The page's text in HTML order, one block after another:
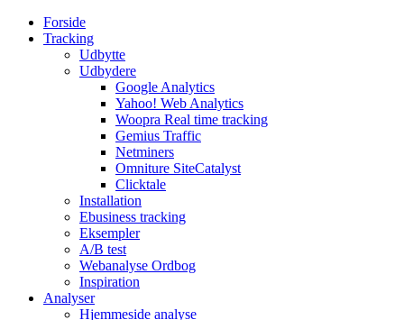
Forside
Tracking
Udbytte
Udbydere
Google Analytics
Yahoo! Web Analytics
Woopra Real time tracking
Gemius Traffic
Netminers
Omniture SiteCatalyst
Clicktale
Installation
Ebusiness tracking
Eksempler
A/B test
Webanalyse Ordbog
Inspiration
Analyser
Hjemmeside analyse